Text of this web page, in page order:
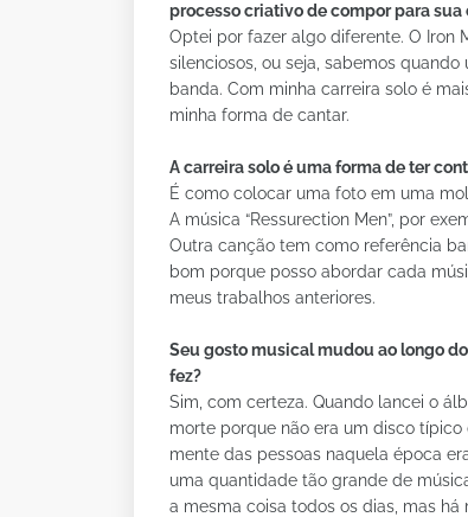
processo criativo de compor para sua
Optei por fazer algo diferente. O Iron
silenciosos, ou seja, sabemos
banda. Com minha carreira solo é
minha forma de cantar.
A carreira solo é uma forma de ter
É como colocar uma foto em uma
A música “Ressurection Men”, por
Outra canção tem como referência
bom porque posso abordar cada
meus trabalhos anteriores.
Seu gosto musical mudou ao longo
fez?
Sim, com certeza. Quando lancei o
morte porque não era um disco
mente das pessoas naquela época
uma quantidade tão grande de
a mesma coisa todos os dias, mas